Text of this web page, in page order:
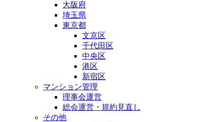
大阪府
埼玉県
東京都
文京区
千代田区
中央区
港区
新宿区
マンション管理
理事会運営
総会運営・規約見直し
その他